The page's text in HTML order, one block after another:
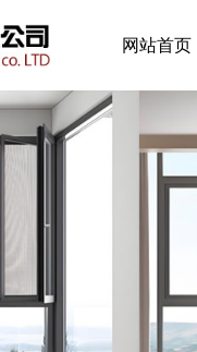
网站首页